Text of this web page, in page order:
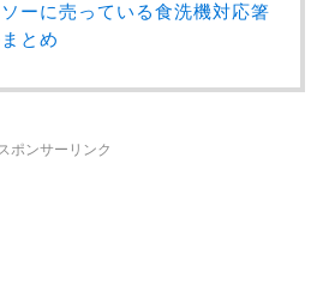
ーに売っている食洗機対応箸
とめ
スポンサーリンク